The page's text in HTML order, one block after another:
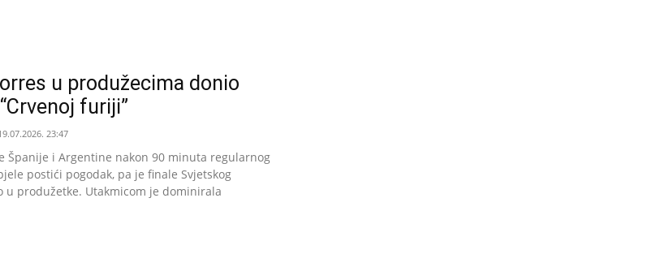
u produžecima donio
furiji”
23:47
Španije i Argentine nakon 90 minuta regularnog
postići pogodak, pa je finale Svjetskog
u produžetke. Utakmicom je dominirala